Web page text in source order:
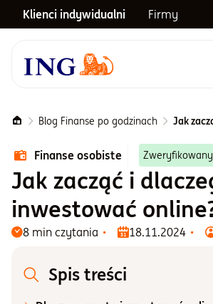
Klienci indywidualni Firmy
Menu główne
Notowania
Emerytura
Inwestycje
Blog Finanse po godzinach Jak
Finanse osobiste
Jak zacząć i
inwestować
8 min czytania 18.11.2024
Spis treści